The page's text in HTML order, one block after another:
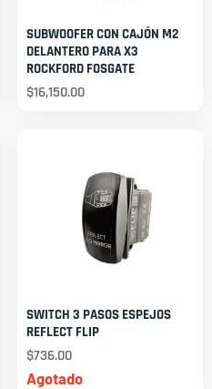
SUBWOOFER CON CAJÓN M2
DELANTERO PARA X3
ROCKFORD FOSGATE
$16,150.00
Agotado
SWITCH 3 PASOS ESPEJOS
REFLECT FLIP
$736.00